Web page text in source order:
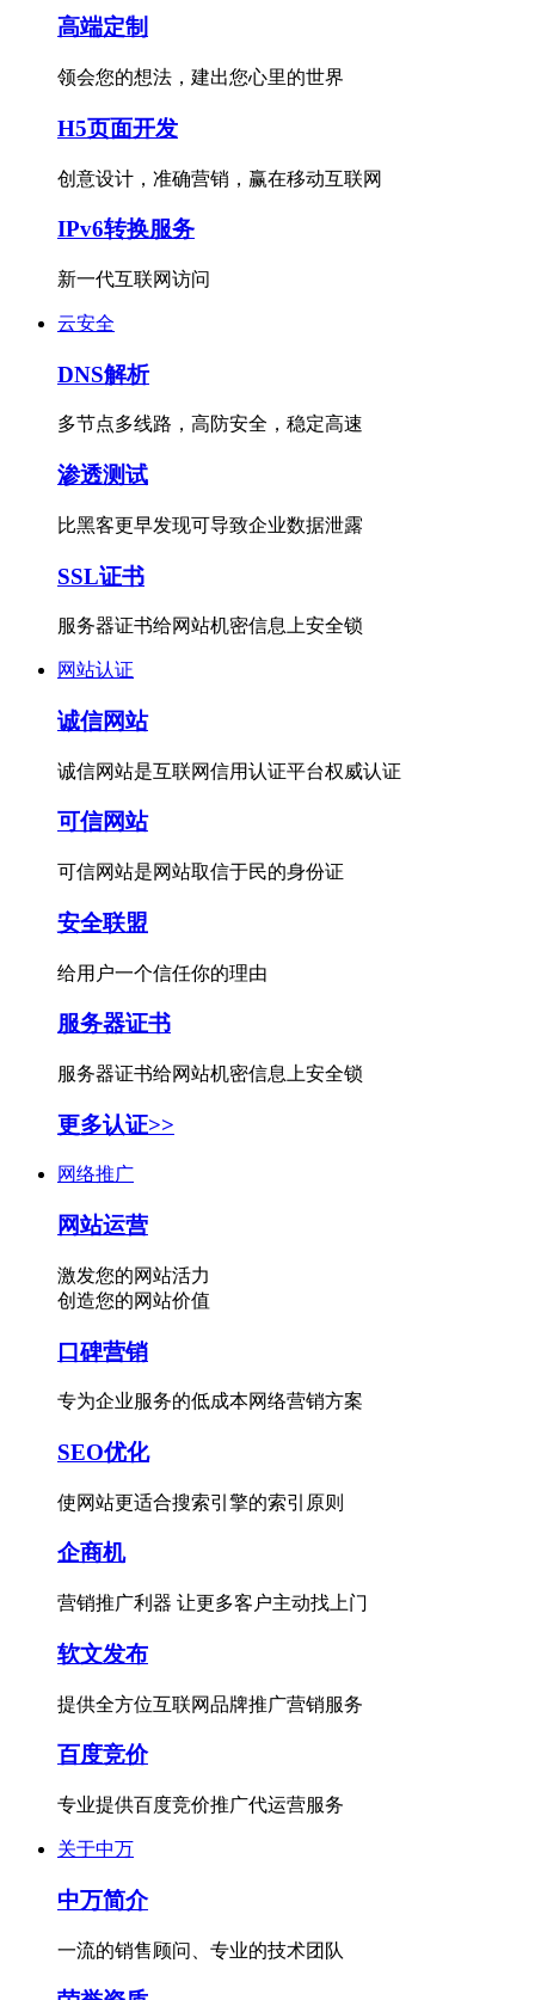
高端定制
领会您的想法，建出您心里的世界
H5页面开发
创意设计，准确营销，赢在移动互联网
IPv6转换服务
新一代互联网访问
云安全
DNS解析
多节点多线路，高防安全，稳定高速
渗透测试
比黑客更早发现可导致企业数据泄露
SSL证书
服务器证书给网站机密信息上安全锁
网站认证
诚信网站
诚信网站是互联网信用认证平台权威认证
可信网站
可信网站是网站取信于民的身份证
安全联盟
给用户一个信任你的理由
服务器证书
服务器证书给网站机密信息上安全锁
更多认证>>
网络推广
网站运营
激发您的网站活力
创造您的网站价值
口碑营销
专为企业服务的低成本网络营销方案
SEO优化
使网站更适合搜索引擎的索引原则
企商机
营销推广利器 让更多客户主动找上门
软文发布
提供全方位互联网品牌推广营销服务
百度竞价
专业提供百度竞价推广代运营服务
关于中万
中万简介
一流的销售顾问、专业的技术团队